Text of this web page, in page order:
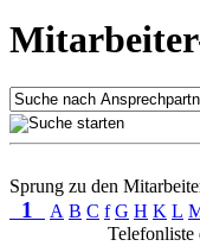
Sprung zu den
1 A B C f G H K L
Telefonliste